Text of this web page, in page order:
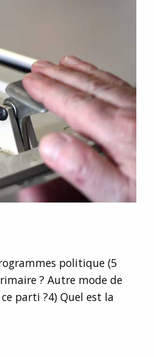
politique (5
? Autre mode de
parti ?4) Quel est la